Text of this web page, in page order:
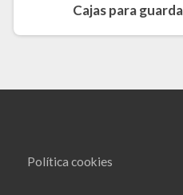
Cajas para
Política cookies